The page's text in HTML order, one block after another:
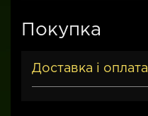
Покупка
Доставка і оплата